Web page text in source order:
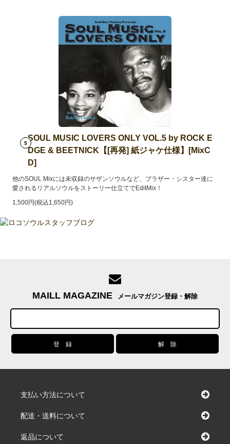
5
SOUL MUSIC LOVERS ONLY VOL.5 by ROCK E
DGE & BEETNICK【[再発] 紙ジャケ仕様】[MixC
D]
他のSOUL Mixには未収録のサザンソウルなど、ブラザー・シスター達に
愛されるリアルソウルをストーリー仕立てでEditMix！
1,500円(税込1,650円)
MAILL MAGAZINE メールマガジン登録・解除
支払い方法について
配送・送料について
返品について